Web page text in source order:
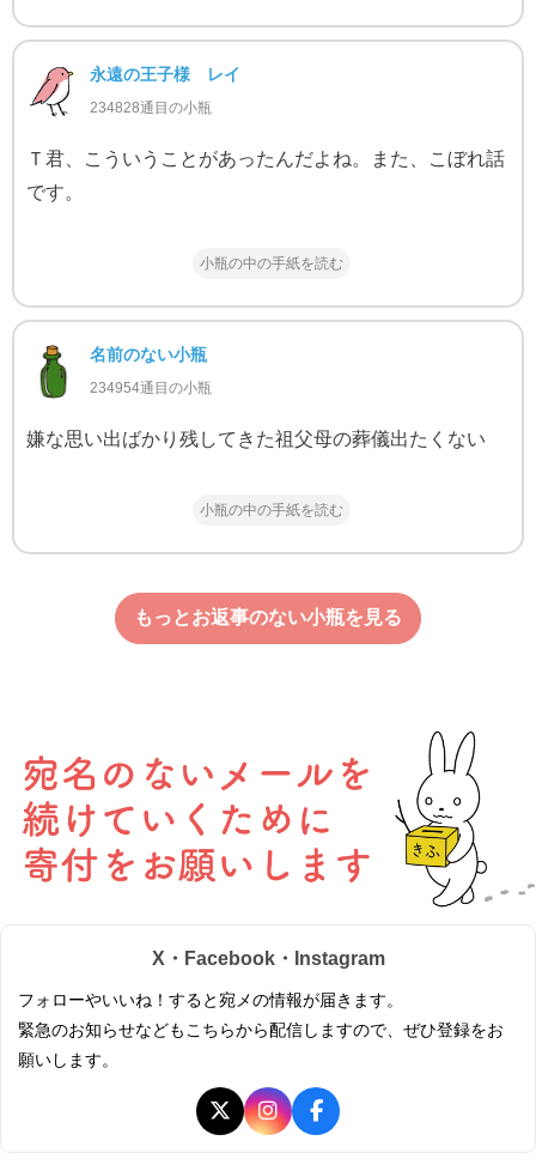
永遠の王子様 レイ
234828通目の小瓶
Ｔ君、こういうことがあったんだよね。また、こぼれ話
です。
小瓶の中の手紙を読む
名前のない小瓶
234954通目の小瓶
嫌な思い出ばかり残してきた祖父母の葬儀出たくない
小瓶の中の手紙を読む
もっとお返事のない小瓶を見る
X・Facebook・Instagram
フォローやいいね！すると宛メの情報が届きます。
緊急のお知らせなどもこちらから配信しますので、ぜひ登録をお
願いします。